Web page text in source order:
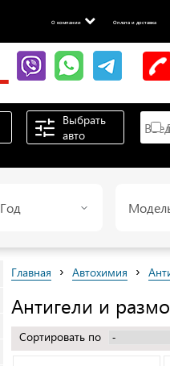
О компании Оплата и доставка
Выбрать
авто
Год
Главная › Автохимия ›
Антигели и
Сортировать по